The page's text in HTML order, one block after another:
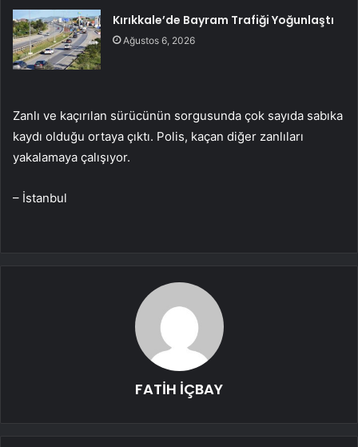
Kırıkkale’de Bayram Trafiği Yoğunlaştı
Ağustos 6, 2026
Zanlı ve kaçırılan sürücünün sorgusunda çok sayıda sabıka
kaydı olduğu ortaya çıktı. Polis, kaçan diğer zanlıları
yakalamaya çalışıyor.
– İstanbul
FATİH İÇBAY